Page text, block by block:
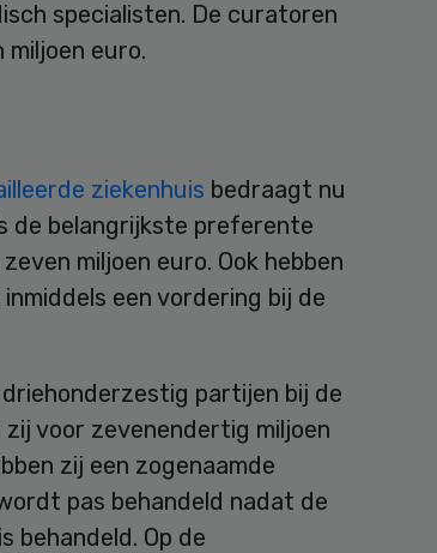
specialisten. De curatoren
euro.
ziekenhuis bedraagt nu
de belangrijkste preferente
miljoen euro. Ook hebben
een vordering bij de
partijen bij de
voor zevenendertig miljoen
zij een zogenaamde
pas behandeld nadat de
behandeld. Op de